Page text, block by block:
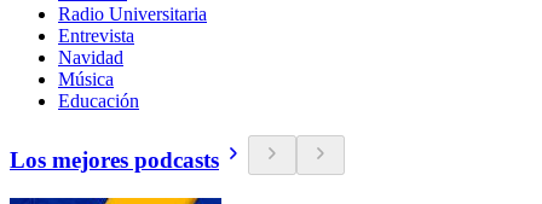
Radio Universitaria
Entrevista
Navidad
Música
Educación
Los mejores podcasts